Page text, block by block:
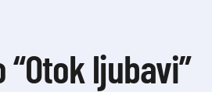
ljubavi”